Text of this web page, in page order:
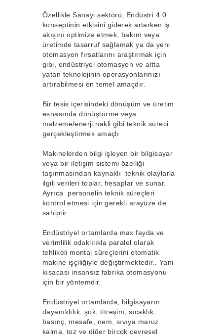
Özellikle Sanayi sektörü, Endüstri 4.0
konseptinin etkisini giderek artarken iş
akışını optimize etmek, bakım veya
üretimde tasarruf sağlamak ya da yeni
otomasyon fırsatlarını araştırmak için
gibi, endüstriyel otomasyon ve altta
yatan teknolojinin operasyonlarınızı
artırabilmesi en temel amaçdır.
Bir tesis içerisindeki dönüşüm ve üretim
esnasında dönüştürme veya
malzeme/enerji nakli gibi teknik süreci
gerçekleştirmek amaçlı
Makinelerden bilgi işleyen bir bilgisayar
veya bir iletişim sistemi özelliği
taşınmasından kaynaklı teknik olaylarla
ilgili verileri toplar, hesaplar ve sunar.
Ayrıca personelin teknik süreçleri
kontrol etmesi için gerekli arayüze de
sahiptir.
Endüstriyel ortamlarda max fayda ve
verimlilik odaklılıkla paralel olarak
tehlikeli montaj süreçlerini otomatik
makine işçiliğiyle değiştirmektedir.. Yani
kısacası insansız fabrika otomasyonu
için bir yöntemdir.
Endüstriyel ortamlarda, bilgisayarın
dayanıklılık, şok, titreşim, sıcaklık,
basınç, mesafe, nem, sıvıya maruz
kalma, toz ve diğer birçok çevresel